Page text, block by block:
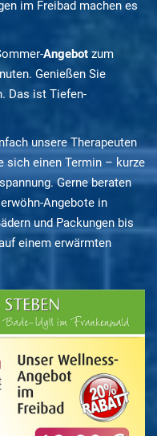
im Freibad machen es
Angebot zum
Genießen Sie
Das ist Tiefen-
unsere Therapeuten
sich einen Termin – kurze
Gerne beraten
Angebote in
und Packungen bis
einem erwärmten